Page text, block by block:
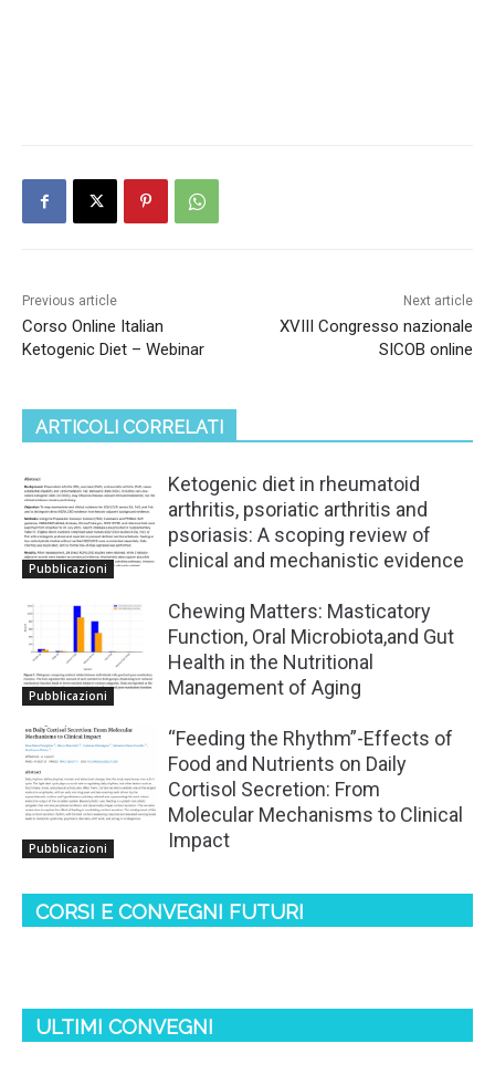
Previous article
Corso Online Italian
Ketogenic Diet – Webinar
Next article
XVIII Congresso nazionale
SICOB online
ARTICOLI CORRELATI
Pubblicazioni
Ketogenic diet in rheumatoid
arthritis, psoriatic arthritis and
psoriasis: A scoping review of
clinical and mechanistic evidence
Pubblicazioni
Chewing Matters: Masticatory
Function, Oral Microbiota,and Gut
Health in the Nutritional
Management of Aging
Pubblicazioni
“Feeding the Rhythm”-Effects of
Food and Nutrients on Daily
Cortisol Secretion: From
Molecular Mechanisms to Clinical
Impact
CORSI E CONVEGNI FUTURI
ULTIMI CONVEGNI